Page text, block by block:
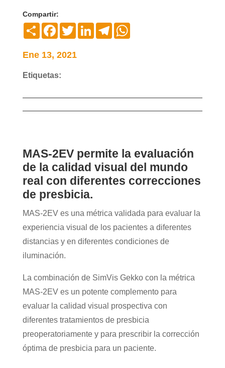
Compartir:
CompartirFacebook
TwitterLinkedInTelegramWhatsApp
Ene 13, 2021
Etiquetas:
MAS-2EV permite la evaluación
de la calidad visual del mundo
real con diferentes correcciones
de presbicia.
MAS-2EV es una métrica validada para evaluar la
experiencia visual de los pacientes a diferentes
distancias y en diferentes condiciones de
iluminación.
La combinación de SimVis Gekko con la métrica
MAS-2EV es un potente complemento para
evaluar la calidad visual prospectiva con
diferentes tratamientos de presbicia
preoperatoriamente y para prescribir la corrección
óptima de presbicia para un paciente.